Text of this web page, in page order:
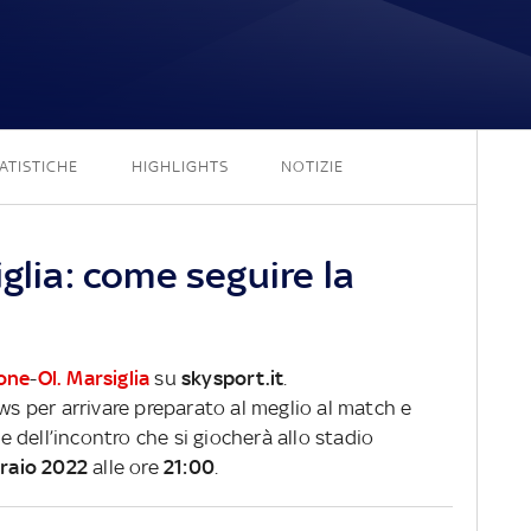
HIGHLIGHTS NOTIZIE
come seguire la
-Ol. Marsiglia suskysport.it
per arrivare preparato al meglio al match e
che si giocherà allo stadio
2022 alle ore 21:00